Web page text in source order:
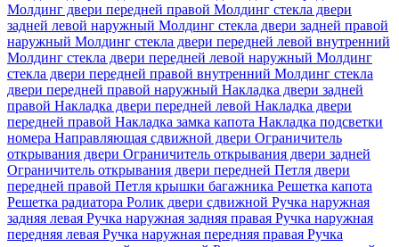
Молдинг двери передней правой Молдинг стекла двери
задней левой наружный Молдинг стекла двери задней правой
наружный Молдинг стекла двери передней левой внутренний
Молдинг стекла двери передней левой наружный Молдинг
стекла двери передней правой внутренний Молдинг стекла
двери передней правой наружный Накладка двери задней
правой Накладка двери передней левой Накладка двери
передней правой Накладка замка капота Накладка подсветки
номера Направляющая сдвижной двери Ограничитель
открывания двери Ограничитель открывания двери задней
Ограничитель открывания двери передней Петля двери
передней правой Петля крышки багажника Решетка капота
Решетка радиатора Ролик двери сдвижной Ручка наружная
задняя левая Ручка наружная задняя правая Ручка наружная
передняя левая Ручка наружная передняя правая Ручка